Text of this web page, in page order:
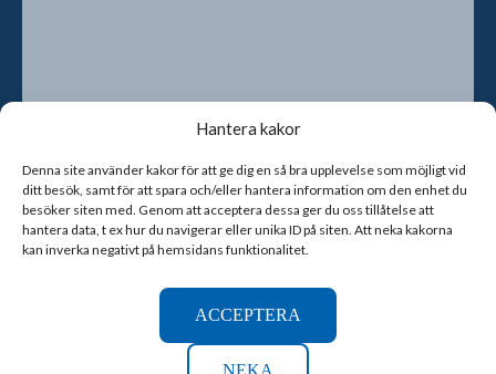
Hantera kakor
Denna site använder kakor för att ge dig en så bra upplevelse som möjligt vid
ditt besök, samt för att spara och/eller hantera information om den enhet du
besöker siten med. Genom att acceptera dessa ger du oss tillåtelse att
hantera data, t ex hur du navigerar eller unika ID på siten. Att neka kakorna
kan inverka negativt på hemsidans funktionalitet.
ACCEPTERA
NEKA
Genom att kryssa i rutan godkänner du att vi sparar dina
kontaktuppgifter